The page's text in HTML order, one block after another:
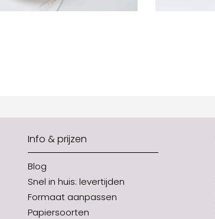
Info & prijzen
Blog
Snel in huis: levertijden
Formaat aanpassen
Papiersoorten